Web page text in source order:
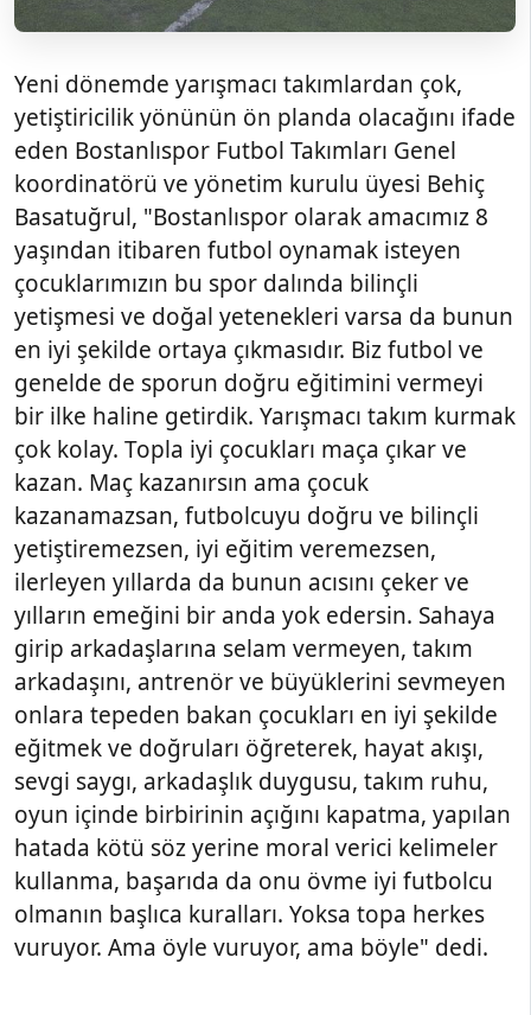
Yeni dönemde yarışmacı takımlardan çok,
yetiştiricilik yönünün ön planda olacağını ifade
eden Bostanlıspor Futbol Takımları Genel
koordinatörü ve yönetim kurulu üyesi Behiç
Basatuğrul, "Bostanlıspor olarak amacımız 8
yaşından itibaren futbol oynamak isteyen
çocuklarımızın bu spor dalında bilinçli
yetişmesi ve doğal yetenekleri varsa da bunun
en iyi şekilde ortaya çıkmasıdır. Biz futbol ve
genelde de sporun doğru eğitimini vermeyi
bir ilke haline getirdik. Yarışmacı takım kurmak
çok kolay. Topla iyi çocukları maça çıkar ve
kazan. Maç kazanırsın ama çocuk
kazanamazsan, futbolcuyu doğru ve bilinçli
yetiştiremezsen, iyi eğitim veremezsen,
ilerleyen yıllarda da bunun acısını çeker ve
yılların emeğini bir anda yok edersin. Sahaya
girip arkadaşlarına selam vermeyen, takım
arkadaşını, antrenör ve büyüklerini sevmeyen
onlara tepeden bakan çocukları en iyi şekilde
eğitmek ve doğruları öğreterek, hayat akışı,
sevgi saygı, arkadaşlık duygusu, takım ruhu,
oyun içinde birbirinin açığını kapatma, yapılan
hatada kötü söz yerine moral verici kelimeler
kullanma, başarıda da onu övme iyi futbolcu
olmanın başlıca kuralları. Yoksa topa herkes
vuruyor. Ama öyle vuruyor, ama böyle" dedi.